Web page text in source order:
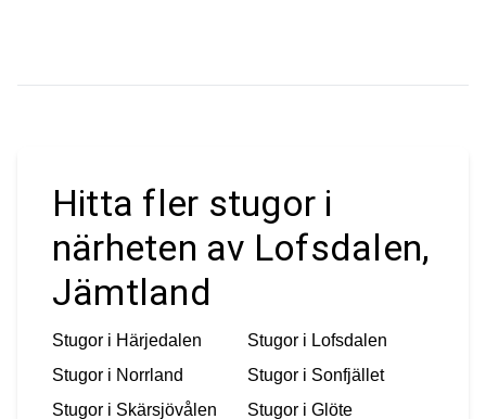
Hitta fler stugor i
närheten av Lofsdalen,
Jämtland
Stugor i Härjedalen Stugor i Lofsdalen
Stugor i Norrland Stugor i Sonfjället
Stugor i Skärsjövålen Stugor i Glöte